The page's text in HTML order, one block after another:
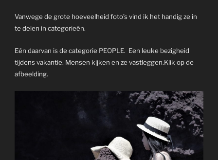
Vanwege de grote hoeveelheid foto’s vind ik het handig ze in
te delen in categorieën.
Eén daarvan is de categorie PEOPLE. Een leuke bezigheid
tijdens vakantie. Mensen kijken en ze vastleggen.Klik op de
afbeelding.